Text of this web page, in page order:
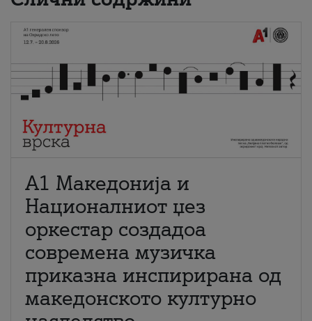
А1 Македонија и
Националниот џез
оркестар создадоа
современа музичка
приказна инспирирана од
македонското културно